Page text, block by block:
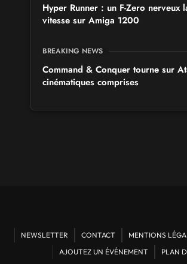
Hyper Runner : un F-Zero nerveux
vitesse sur Amiga 1200
BREAKING NEWS
Command & Conquer tourne sur
cinématiques comprises
NEWSLETTER CONTACT MENTIONS
AJOUTEZ UN ÉVÉNEMENT
PLAN